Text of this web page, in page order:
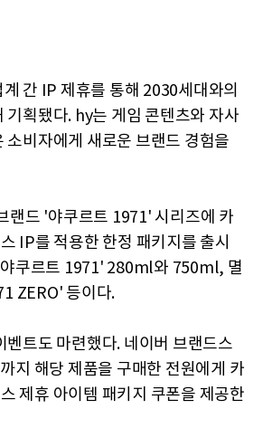
간 IP 제휴를 통해 2030세대와의
기획됐다. hy는 게임 콘텐츠와 자사
소비자에게 새로운 브랜드 경험을
랜드 '야쿠르트 1971' 시리즈에 카
IP를 적용한 한정 패키지를 출시
쿠르트 1971' 280ml와 750ml, 멸
ZERO' 등이다.
벤트도 마련했다. 네이버 브랜드스
지 해당 제품을 구매한 전원에게 카
제휴 아이템 패키지 쿠폰을 제공한